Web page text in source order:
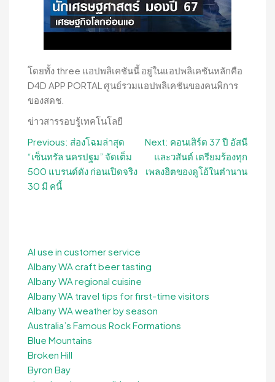
โดยทั้ง three แอปพลิเคชันนี้ อยู่ในแอปพลิเคชันหลักคือ
D4D APP PORTAL ศูนย์รวมแอปพลิเคชันของคนพิการ
ของสดช.
ข่าวสารรอบรู้เทคโนโลยี
Post
navigation
Previous: ส่องโฉมล่าสุด
“เซ็นทรัล นครปฐม” จัดเต็ม
500 แบรนด์ดัง ก่อนเปิดจริง
30 มี คนี้
Next: คอนเสิร์ต 37 ปี อัสนี
และวสันต์ เตรียมร้องทุก
เพลงฮิตของดูโอ้ในตำนาน
AI use in customer service
Albany WA craft beer tasting
Albany WA regional cuisine
Albany WA travel tips for first-time visitors
Albany WA weather by season
Australia’s Famous Rock Formations
Blue Mountains
Broken Hill
Byron Bay